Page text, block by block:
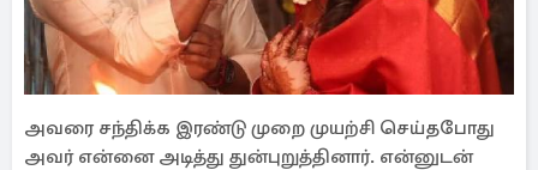
அவரை சந்திக்க இரண்டு முறை முயற்சி செய்தபோது
அவர் என்னை அடித்து துன்புறுத்தினார். என்னுடன்